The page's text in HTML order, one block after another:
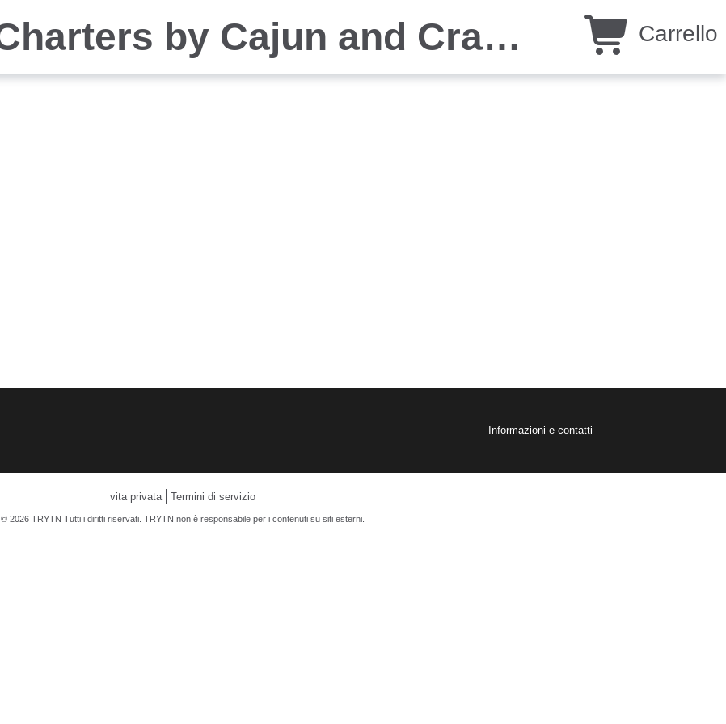
Salty Tails Charters by Cajun and Cracker Outdoors Carrello
Informazioni e contatti
vita privata Termini di servizio
© 2026 TRYTN Tutti i diritti riservati. TRYTN non è responsabile per i contenuti su siti esterni.